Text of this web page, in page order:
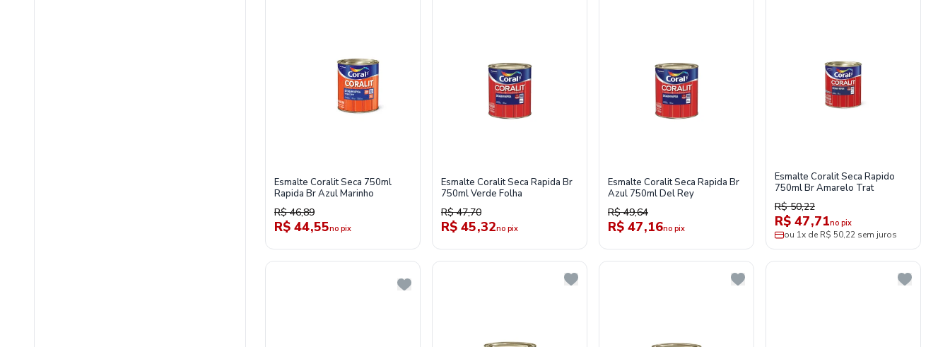
Esmalte Coralit Seca 750ml
Rapida Br Azul Marinho
R$ 46,89
R$ 44,55no pix
Esmalte Coralit Seca Rapida Br
750ml Verde Folha
R$ 47,70
R$ 45,32no pix
Esmalte Coralit Seca Rapida Br
Azul 750ml Del Rey
R$ 49,64
R$ 47,16no pix
Esmalte Coralit Seca Rapido
750ml Br Amarelo Trat
R$ 50,22
R$ 47,71no pix
ou 1x de R$ 50,22 sem juros